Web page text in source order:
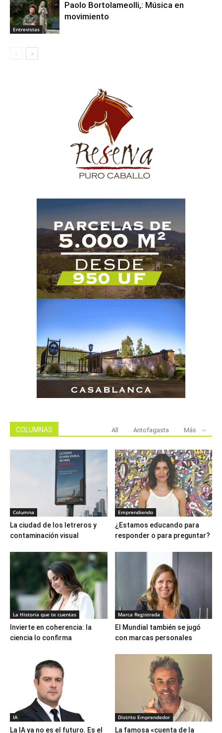
Entrevistas
Paolo Bortolameolli,: Música en
movimiento
COLUMNAS All Antofagasta Más
Columna
La ciudad de los letreros y
contaminación visual
Emprendiendo
¿Estamos educando para
responder o para preguntar?
La Historia que te cuentas
Invierte en coherencia: la
ciencia lo confirma
Marca Registrada
El Mundial también se jugó
con marcas personales
IA
La IA ya no es el futuro. Es el
Distrito Emprendedor
La famosa «cuenta de la